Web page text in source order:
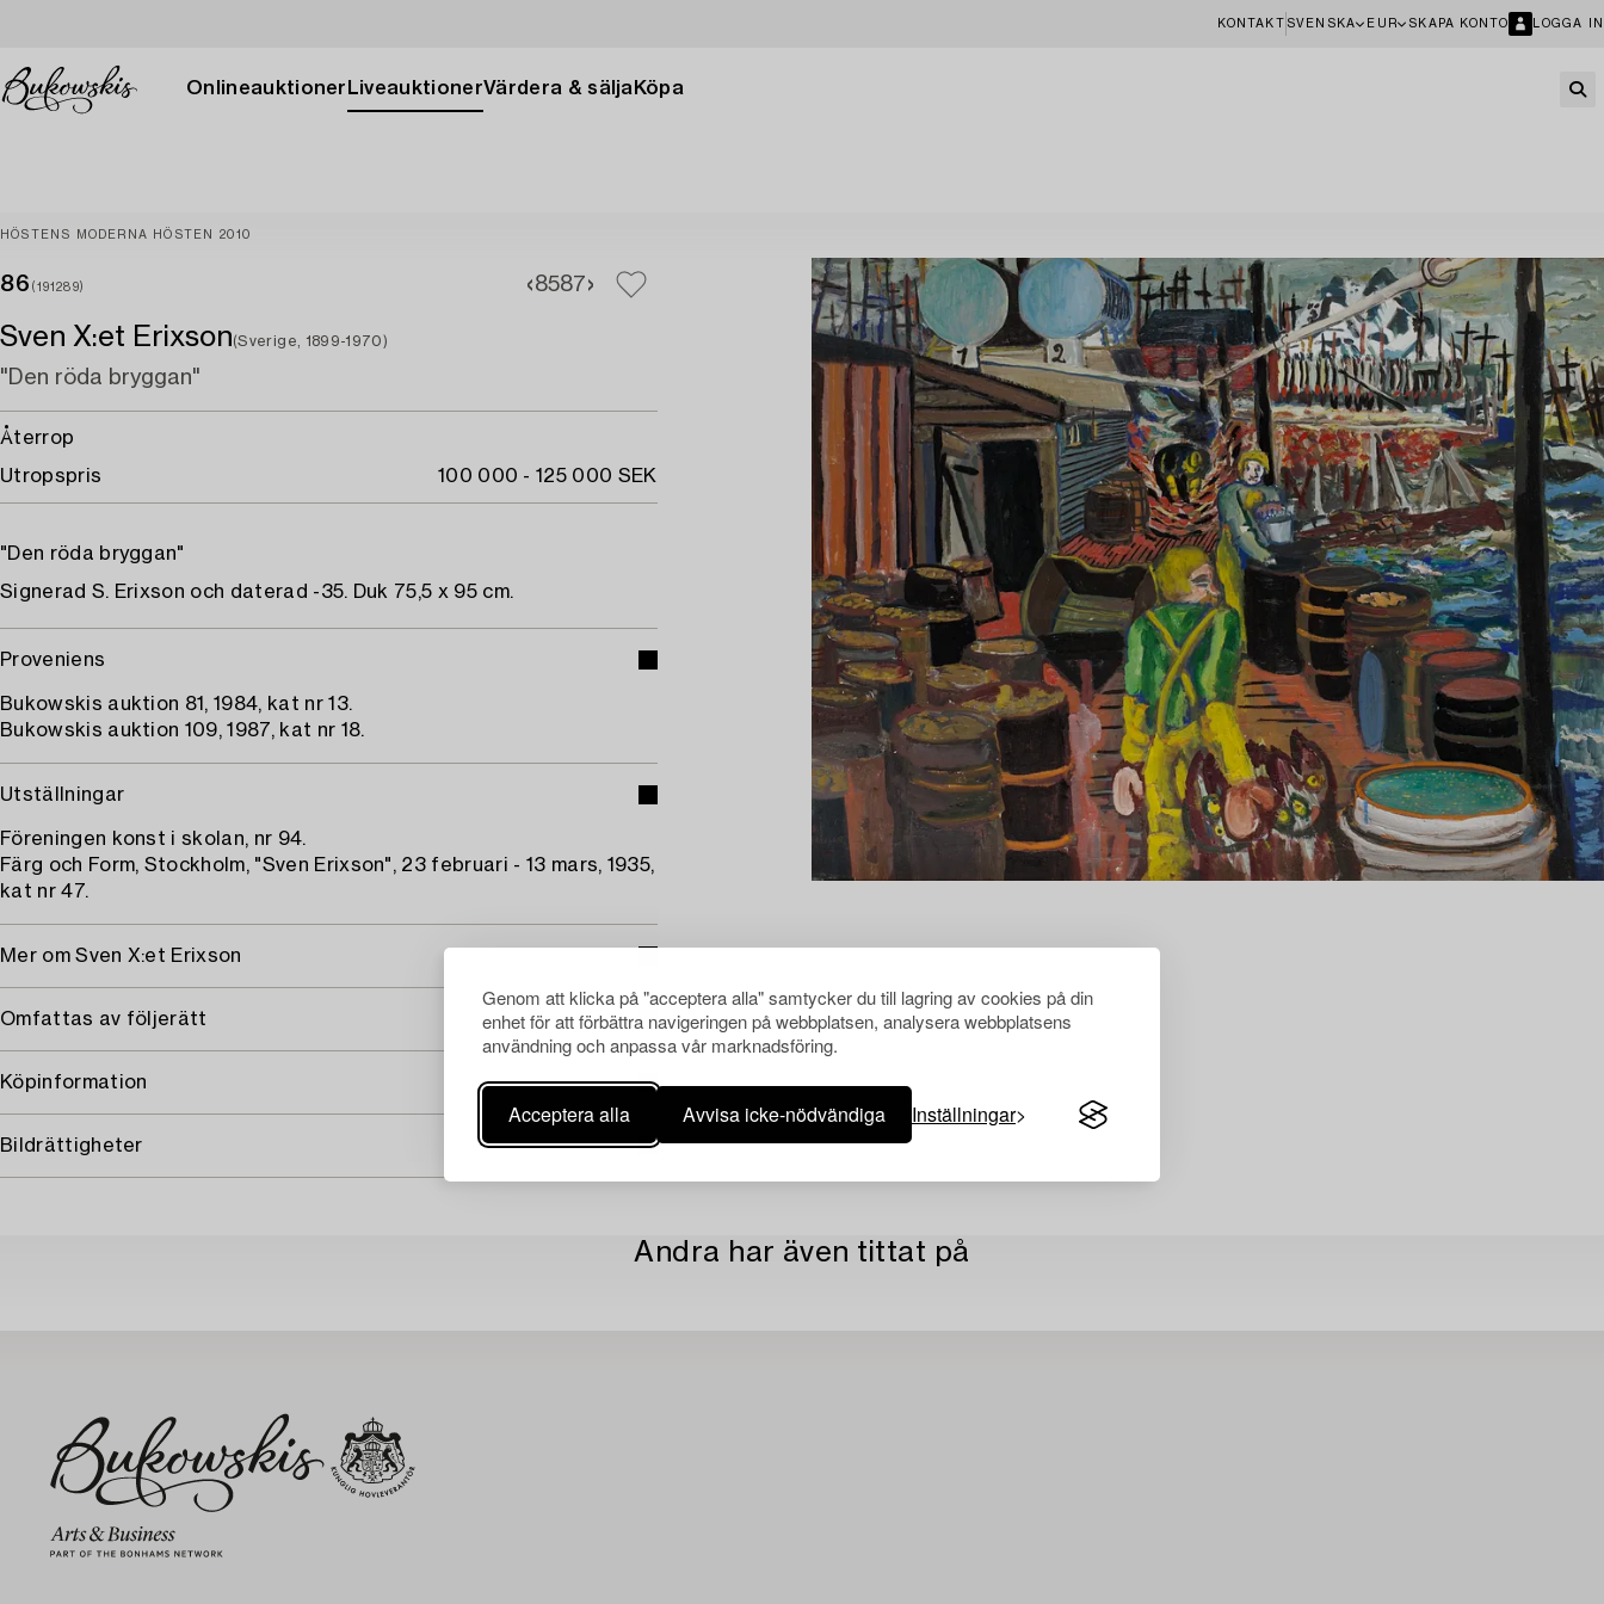
Genom att klicka på "acceptera alla" samtycker du till lagring av cookies på din
enhet för att förbättra navigeringen på webbplatsen, analysera webbplatsens
användning och anpassa vår marknadsföring.
Acceptera alla Avvisa icke-nödvändiga Inställningar
KONTAKT SVENSKA EUR SKAPA KONTO LOGGA IN
Onlineauktioner LiveauktionerVärdera & sälja Köpa
HÖSTENS MODERNA HÖSTEN 2010
86 (191289) 8587
Sven X:et Erixson(Sverige, 1899-1970)
"Den röda bryggan"
Återrop
Utropspris
100 000 - 125 000 SEK
"Den röda bryggan"
Signerad S. Erixson och daterad -35. Duk 75,5 x 95 cm.
Proveniens
Bukowskis auktion 81, 1984, kat nr 13.
Bukowskis auktion 109, 1987, kat nr 18.
Utställningar
Föreningen konst i skolan, nr 94.
Färg och Form, Stockholm, "Sven Erixson", 23 februari - 13 mars, 1935,
kat nr 47.
Mer om Sven X:et Erixson
Omfattas av följerätt
Köpinformation
Bildrättigheter
Andra har även tittat på